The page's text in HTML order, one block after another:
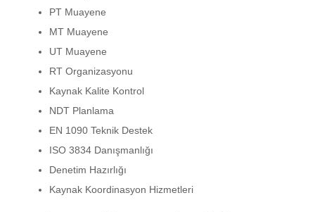
PT Muayene
MT Muayene
UT Muayene
RT Organizasyonu
Kaynak Kalite Kontrol
NDT Planlama
EN 1090 Teknik Destek
ISO 3834 Danışmanlığı
Denetim Hazırlığı
Kaynak Koordinasyon Hizmetleri